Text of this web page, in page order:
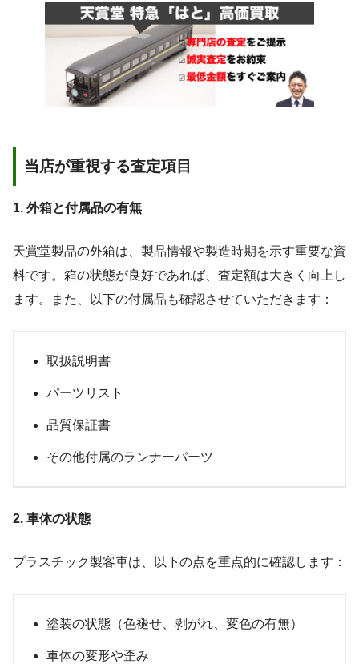
当店が重視する査定項目
1. 外箱と付属品の有無
天賞堂製品の外箱は、製品情報や製造時期を示す重要な資
料です。箱の状態が良好であれば、査定額は大きく向上し
ます。また、以下の付属品も確認させていただきます：
取扱説明書
パーツリスト
品質保証書
その他付属のランナーパーツ
2. 車体の状態
プラスチック製客車は、以下の点を重点的に確認します：
塗装の状態（色褪せ、剥がれ、変色の有無）
車体の変形や歪み